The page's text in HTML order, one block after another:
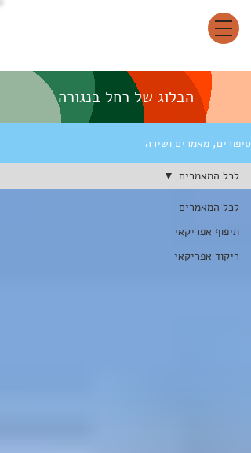
הבלוג של רחל בנגורה
סיפורים, מאמרים ושירה
לכל המאמרים
תיפוף אפריקאי
ריקוד אפריקאי
לכל המאמרים